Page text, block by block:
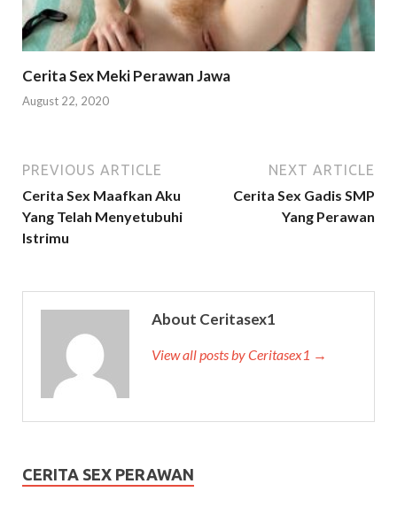
Cerita Sex Meki Perawan Jawa
August 22, 2020
PREVIOUS ARTICLE
Cerita Sex Maafkan Aku
Yang Telah Menyetubuhi
Istrimu
NEXT ARTICLE
Cerita Sex Gadis SMP
Yang Perawan
About Ceritasex1
View all posts by Ceritasex1 →
CERITA SEX PERAWAN